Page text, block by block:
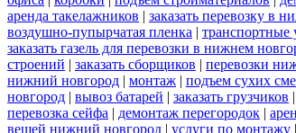
аренда такелажников | заказать перевозку в
воздушно-пупырчатая пленка | транспортные
заказать газель для перевозки в нижнем
строений | заказать сборщиков | перевозки
нижний новгород | монтаж | подъем сухих
новгород | вывоз батарей | заказать грузчиков |
перевозка сейфа | демонтаж перегородок |
вещей нижний новгород | услуги по монтажу |